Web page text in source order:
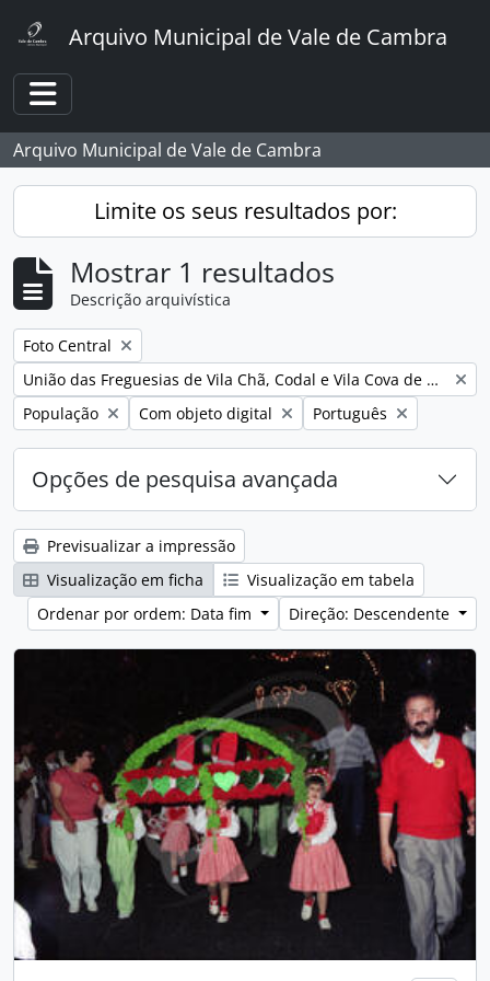
Arquivo Municipal de Vale de Cambra
Toggle navigation
Arquivo Municipal de Vale de Cambra
Limite os seus resultados por:
Mostrar 1 resultados
Descrição arquivística
Remover filtro:
Foto Central
Remover filtro:
União das Freguesias de Vila Chã, Codal e Vila Cova de Perrinho
Remover filtro:
População Remover filtro:
Com objeto digital Remover filtro:
Português
Opções de pesquisa avançada
Previsualizar a impressão
Visualização em ficha
Visualização em tabela
Ordenar por ordem: Data fim
Direção: Descendente